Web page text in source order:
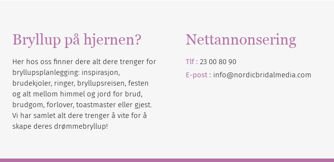
Bryllup på hjernen?
Her hos oss finner dere alt dere trenger for
bryllupsplanlegging: inspirasjon,
brudekjoler, ringer, bryllupsreisen, festen
og alt mellom himmel og jord for brud,
brudgom, forlover, toastmaster eller gjest.
Vi har samlet alt dere trenger å vite for å
skape deres drømmebryllup!
Nettannonsering
Tlf : 23 00 80 90
E-post : info@nordicbridalmedia.com